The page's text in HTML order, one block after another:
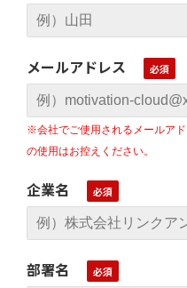
メールアドレス
※会社でご使用されるメールア
の使用はお控えください。
企業名
部署名